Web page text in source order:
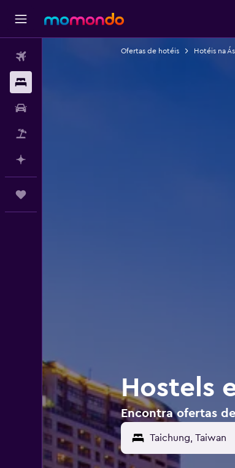
Ofertas de hotéis Hotéis na
Hostels
Encontra ofertas